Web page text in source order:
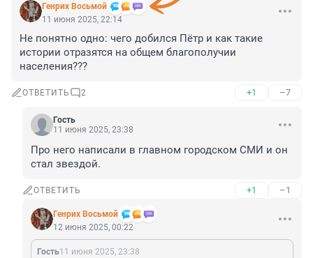
Генрих Восьмой
11 июня 2025, 22:14
Не понятно одно: чего добился Пётр и как такие
истории отразятся на общем благополучии
населения???
ОТВЕТИТЬ 2 +1 –7
Гость
11 июня 2025, 23:38
Про него написали в главном городском СМИ и он
стал звездой.
ОТВЕТИТЬ +1 –1
Генрих Восьмой
12 июня 2025, 00:22
Гость11 июня 2025, 23:38